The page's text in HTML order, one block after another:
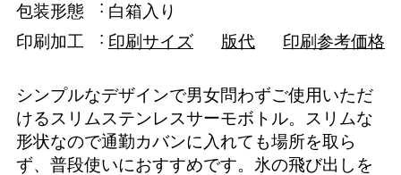
包装形態
白箱入り
印刷加工
印刷サイズ 版代 印刷参考価格
シンプルなデザインで男女問わずご使用いただ
けるスリムステンレスサーモボトル。スリムな
形状なので通勤カバンに入れても場所を取ら
ず、普段使いにおすすめです。氷の飛び出しを